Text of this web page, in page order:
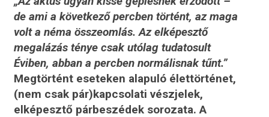
de ami a következő percben történt, az maga
volt a néma összeomlás. Az elképesztő
megalázás ténye csak utólag tudatosult
Éviben, abban a percben normálisnak tűnt.”
Megtörtént eseteken alapuló élettörténet,
(nem csak pár)kapcsolati vészjelek,
elképesztő párbeszédek sorozata. A